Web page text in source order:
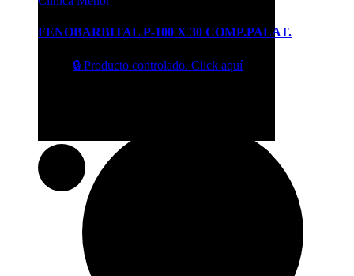
FENOBARBITAL P-100 X 30 COMP.PALAT.
🔒 Producto controlado. Click aquí